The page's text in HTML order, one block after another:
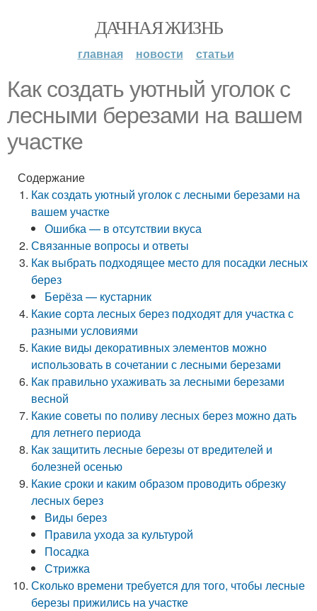
ДАЧНАЯ ЖИЗНЬ
главная новости статьи
Как создать уютный уголок с
лесными березами на вашем
участке
Содержание
Как создать уютный уголок с лесными березами на
вашем участке
Ошибка — в отсутствии вкуса
Связанные вопросы и ответы
Как выбрать подходящее место для посадки лесных
берез
Берёза — кустарник
Какие сорта лесных берез подходят для участка с
разными условиями
Какие виды декоративных элементов можно
использовать в сочетании с лесными березами
Как правильно ухаживать за лесными березами
весной
Какие советы по поливу лесных берез можно дать
для летнего периода
Как защитить лесные березы от вредителей и
болезней осенью
Какие сроки и каким образом проводить обрезку
лесных берез
Виды берез
Правила ухода за культурой
Посадка
Стрижка
Сколько времени требуется для того, чтобы лесные
березы прижились на участке